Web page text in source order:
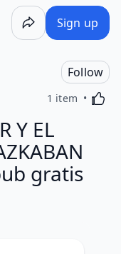
Sign up
Follow
1 item
Y EL
gratis